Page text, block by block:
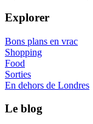
Explorer
Bons plans en vrac
Shopping
Food
Sorties
En dehors de Londres
Le blog